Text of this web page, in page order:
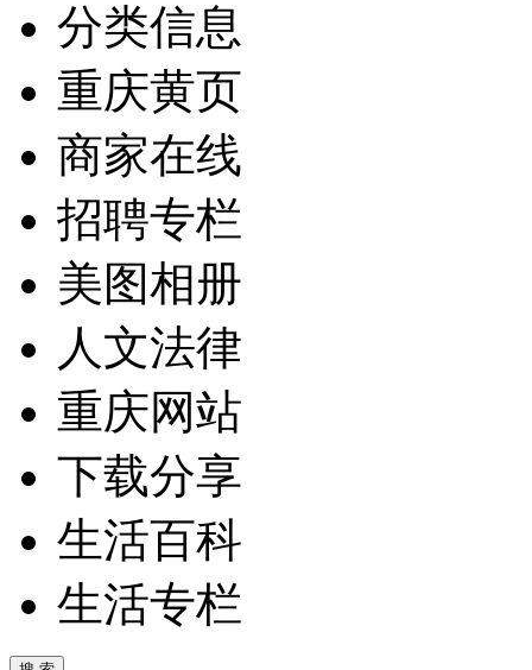
分类信息
重庆黄页
商家在线
招聘专栏
美图相册
人文法律
重庆网站
下载分享
生活百科
生活专栏